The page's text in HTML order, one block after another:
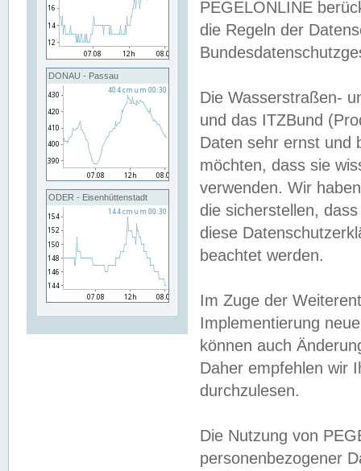
DONAU - Passau
ODER - Eisenhüttenstadt
PEGELONLINE
die Regeln der
Die Wasserstraßen-
und das ITZBund
Daten sehr ernst und
möchten, dass sie
verwenden. Wir
die sicherstellen,
diese
beachtet werden.
Im Zuge der
Implementierung
können auch
Daher empfehlen wir
durchzulesen.
Die Nutzung von
personenbezogener